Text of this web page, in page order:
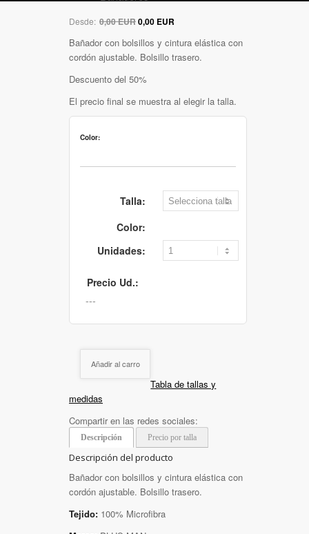
Desde: 0,00 EUR0,00 EUR
Bañador con bolsillos y cintura elástica con
cordón ajustable. Bolsillo trasero.
Descuento del 50%
El precio final se muestra al elegir la talla.
Color:
Talla:
Color:
Unidades:
Precio Ud.:
Añadir al carro
Tabla de tallas y
medidas
Compartir en las redes sociales:
Descripción Precio por talla
Descripción del producto
Bañador con bolsillos y cintura elástica con
cordón ajustable. Bolsillo trasero.
Tejido: 100% Microfibra